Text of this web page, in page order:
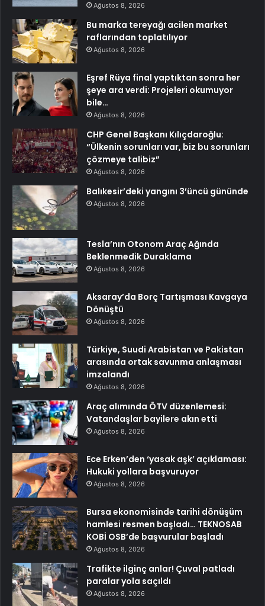
Ağustos 8, 2026
Bu marka tereyağı acilen market
raflarından toplatılıyor
Ağustos 8, 2026
Eşref Rüya final yaptıktan sonra her
şeye ara verdi: Projeleri okumuyor
bile…
Ağustos 8, 2026
CHP Genel Başkanı Kılıçdaroğlu:
“Ülkenin sorunları var, biz bu sorunları
çözmeye talibiz”
Ağustos 8, 2026
Balıkesir’deki yangını 3’üncü gününde
Ağustos 8, 2026
Tesla’nın Otonom Araç Ağında
Beklenmedik Duraklama
Ağustos 8, 2026
Aksaray’da Borç Tartışması Kavgaya
Dönüştü
Ağustos 8, 2026
Türkiye, Suudi Arabistan ve Pakistan
arasında ortak savunma anlaşması
imzalandı
Ağustos 8, 2026
Araç alımında ÖTV düzenlemesi:
Vatandaşlar bayilere akın etti
Ağustos 8, 2026
Ece Erken’den ‘yasak aşk’ açıklaması:
Hukuki yollara başvuruyor
Ağustos 8, 2026
Bursa ekonomisinde tarihi dönüşüm
hamlesi resmen başladı… TEKNOSAB
KOBİ OSB’de başvurular başladı
Ağustos 8, 2026
Trafikte ilginç anlar! Çuval patladı
paralar yola saçıldı
Ağustos 8, 2026